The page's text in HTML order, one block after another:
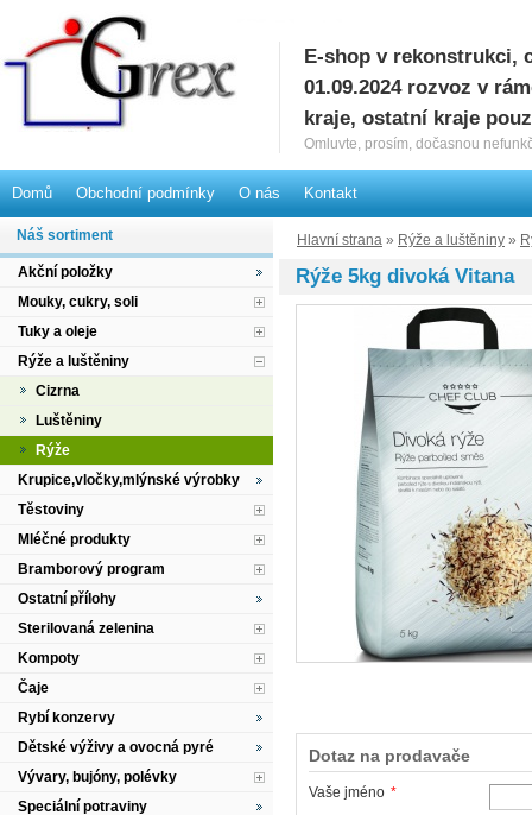
Hlavní strana » Rýže a luštěniny »
Rýže 5kg divoká Vitana
Dotaz na prodavače
Vaše jméno *
Náš sortiment
Akční položky
Mouky, cukry, soli
Tuky a oleje
Rýže a luštěniny
Cizrna
Luštěniny
Rýže
Krupice,vločky,mlýnské výrobky
Těstoviny
Mléčné produkty
Bramborový program
Ostatní přílohy
Sterilovaná zelenina
Kompoty
Čaje
Rybí konzervy
Dětské výživy a ovocná pyré
Vývary, bujóny, polévky
Speciální potraviny
G
E-shop v rekonstrukci,
01.09.2024 rozvoz v
kraje, ostatní kraje
Omluvte, prosím, dočasnou
Domů Obchodní podmínky O nás Kontakt